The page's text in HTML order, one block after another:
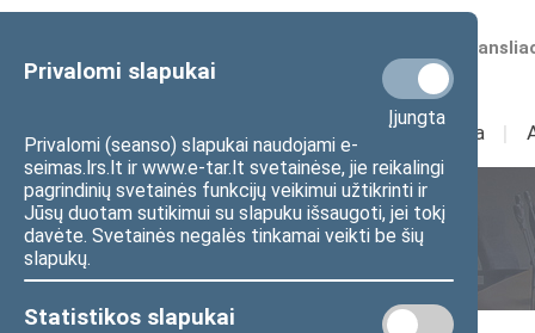
Privalomi slapukai
Įjungta
Privalomi (seanso) slapukai naudojami e-
seimas.lrs.lt ir www.e-tar.lt svetainėse, jie reikalingi
pagrindinių svetainės funkcijų veikimui užtikrinti ir
Jūsų duotam sutikimui su slapuku išsaugoti, jei tokį
davėte. Svetainės negalės tinkamai veikti be šių
slapukų.
Statistikos slapukai
Numatomos
Sudėtis Veikla I
Seimo posėdžiai